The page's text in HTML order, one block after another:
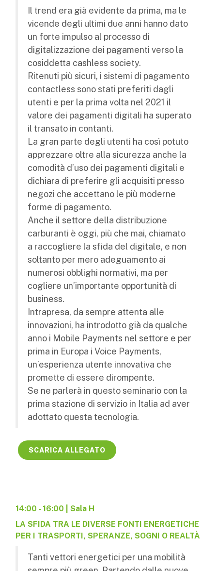
Il trend era già evidente da prima, ma le
vicende degli ultimi due anni hanno dato
un forte impulso al processo di
digitalizzazione dei pagamenti verso la
cosiddetta cashless society.
Ritenuti più sicuri, i sistemi di pagamento
contactless sono stati preferiti dagli
utenti e per la prima volta nel 2021 il
valore dei pagamenti digitali ha superato
il transato in contanti.
La gran parte degli utenti ha così potuto
apprezzare oltre alla sicurezza anche la
comodità d’uso dei pagamenti digitali e
dichiara di preferire gli acquisiti presso
negozi che accettano le più moderne
forme di pagamento.
Anche il settore della distribuzione
carburanti è oggi, più che mai, chiamato
a raccogliere la sfida del digitale, e non
soltanto per mero adeguamento ai
numerosi obblighi normativi, ma per
cogliere un’importante opportunità di
business.
Intrapresa, da sempre attenta alle
innovazioni, ha introdotto già da qualche
anno i Mobile Payments nel settore e per
prima in Europa i Voice Payments,
un’esperienza utente innovativa che
promette di essere dirompente.
Se ne parlerà in questo seminario con la
prima stazione di servizio in Italia ad aver
adottato questa tecnologia.
SCARICA ALLEGATO
14:00 - 16:00 | Sala H
LA SFIDA TRA LE DIVERSE FONTI ENERGETICHE
PER I TRASPORTI, SPERANZE, SOGNI O REALTÀ
Tanti vettori energetici per una mobilità